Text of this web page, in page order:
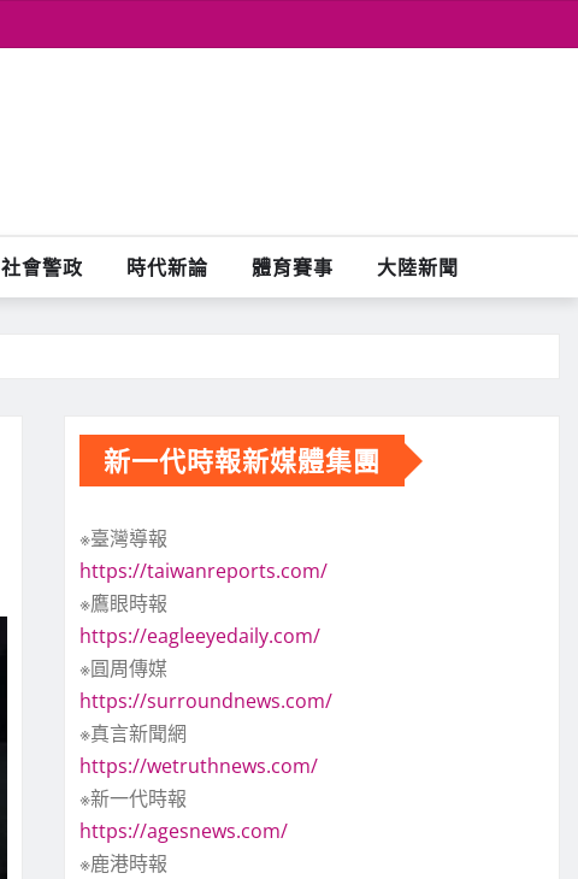
社會警政 時代新論 體育賽事 大陸新聞
新一代時報新媒體集團
※臺灣導報
https://taiwanreports.com/
※鷹眼時報
https://eagleeyedaily.com/
※圓周傳媒
https://surroundnews.com/
※真言新聞網
https://wetruthnews.com/
※新一代時報
https://agesnews.com/
※鹿港時報